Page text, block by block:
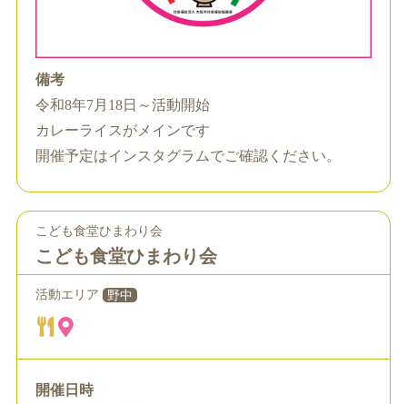
備考
令和8年7月18日～活動開始
カレーライスがメインです
開催予定はインスタグラムでご確認ください。
こども食堂ひまわり会
こども食堂ひまわり会
活動エリア 野中
開催日時